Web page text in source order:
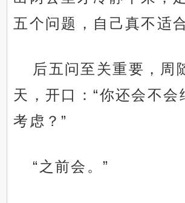
五个问题，自己真不适
后五问至关重要，周
天，开口：“你还会不会
考虑？”
“之前会。”